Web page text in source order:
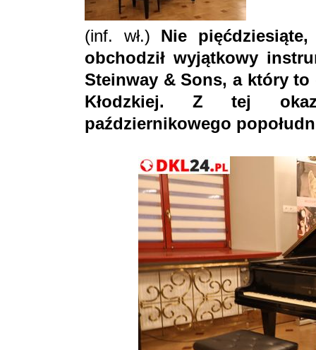
(inf. wł.) Nie
obchodził wyjątkowy
Steinway & Sons, a który
Kłodzkiej. Z tej
październikowego